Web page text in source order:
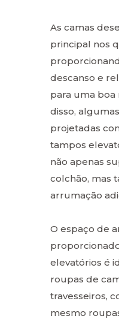
As camas
principal nos
descanso e
para uma boa
disso,
projetadas
tampos
não apenas
colchão, mas
arrumação
O espaço de
elevatórios é
roupas de
travesseiros,
mesmo